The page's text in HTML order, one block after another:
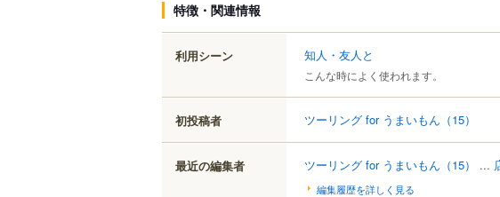
特徴・関連情報
利用シーン 知人・友人と
こんな時によく使われます。
初投稿者 ツーリング for うまいもん （15）
最近の編集者 ツーリング for うまいもん （15） ...
編集履歴を詳しく見る